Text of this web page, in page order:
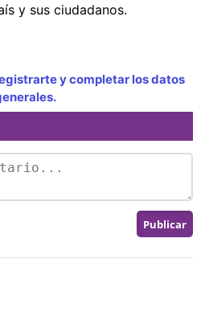
y sus ciudadanos.
y completar los datos